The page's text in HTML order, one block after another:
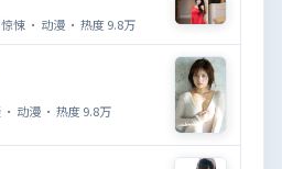
惊悚 · 动漫 · 热度9.8万
· 动漫 · 热度9.8万